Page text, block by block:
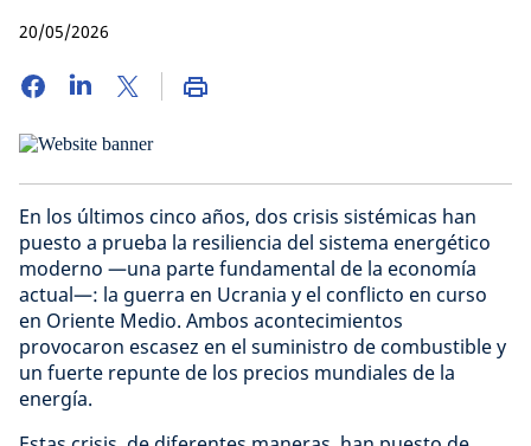
20/05/2026
En los últimos cinco años, dos crisis sistémicas han
puesto a prueba la resiliencia del sistema energético
moderno —una parte fundamental de la economía
actual—: la guerra en Ucrania y el conflicto en curso
en Oriente Medio. Ambos acontecimientos
provocaron escasez en el suministro de combustible y
un fuerte repunte de los precios mundiales de la
energía.